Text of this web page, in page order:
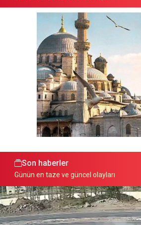
Son haberler
Günün en taze ve güncel olayları